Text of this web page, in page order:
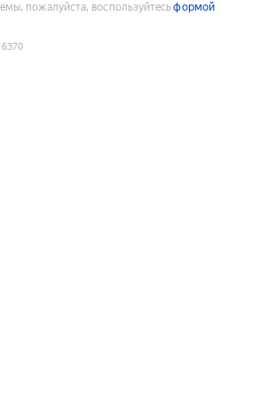
пожалуйста, воспользуйтесьформой